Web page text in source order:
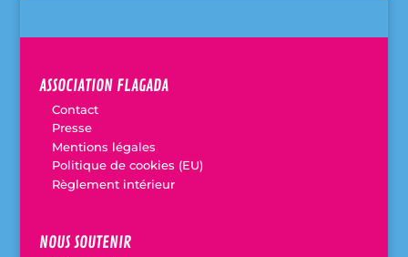
e
t
ASSOCIATION FLAGADA
Contact
Presse
Mentions légales
Politique de cookies (EU)
Règlement intérieur
NOUS SOUTENIR